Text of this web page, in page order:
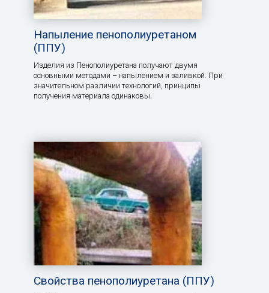
Напыление пенополиуретаном
(ППУ)
Изделия из Пенополиуретана получают двумя
основными методами – напылением и заливкой. При
значительном различии технологий, принципы
получения материала одинаковы.
Свойства пенополиуретана (ППУ)